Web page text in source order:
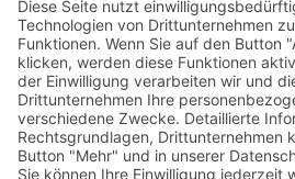
Leider hat die Tsunami-Flutwelle auch
die Spendengelder konnte hier seither
werden. In Zusammenarbeit mit dem
uns viele Grundstücke gekauft. Wir
Hilfsorganisationen und mittlerweile
unterstützen dann darauf aufbauend den
bisher weit über 500 neue Häuser